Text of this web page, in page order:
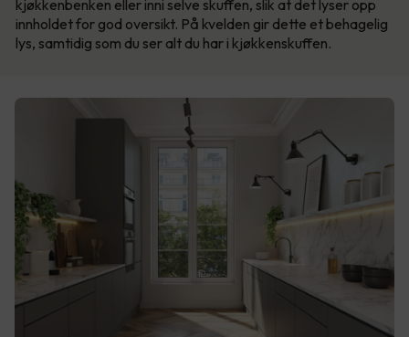
kjøkkenbenken eller inni selve skuffen, slik at det lyser opp
innholdet for god oversikt. På kvelden gir dette et behagelig
lys, samtidig som du ser alt du har i kjøkkenskuffen.